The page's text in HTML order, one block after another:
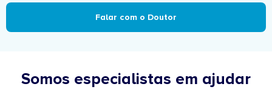
Falar com o Doutor
Somos especialistas em ajudar